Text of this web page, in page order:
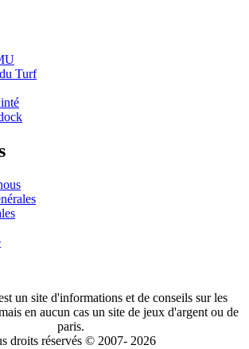
Turf
un site d'informations et de conseils sur les
en aucun cas un site de jeux d'argent ou de
paris.
droits réservés © 2007- 2026